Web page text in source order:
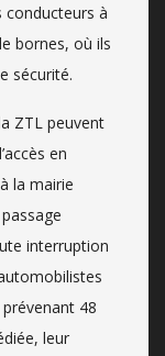
conducteurs à
bornes, où ils
sécurité.
ZTL peuvent
en
la mairie
interruption
48
leur